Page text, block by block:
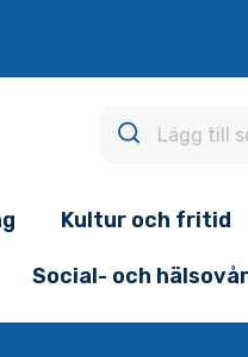
Kultur och fritid
Social- och